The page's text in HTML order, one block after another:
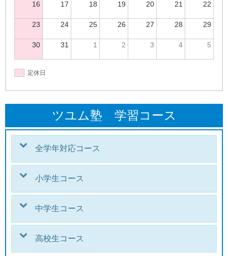
16 17 18 19 20 21 22
23 24 25 26 27 28 29
30 31 1 2 3 4 5
定休日
ツユム塾 学習コース
全学年対応コース
小学生コース
中学生コース
高校生コース